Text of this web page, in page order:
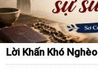
Lời Khấn Khó